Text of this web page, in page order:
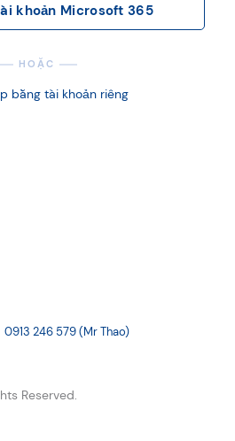
FAST
khoản Microsoft 365
HOẶC
bằng tài khoản riêng
0913 246 579 (Mr Thao)
Reserved.